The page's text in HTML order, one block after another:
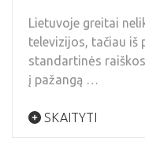
Lietuvoje greitai
televizijos, tačiau iš
standartinės
į pažangą …
SKAITYTI